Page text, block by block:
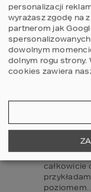
dekorami.
Całość
a dom
Oba
całkowicie
personalizacji
wyrażasz zgodę na
partnerom jak
dowolnym
dolnym rogu strony.
cookies zawiera